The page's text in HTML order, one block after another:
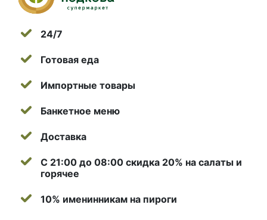
24/7
Готовая еда
Импортные товары
Банкетное меню
Доставка
С 21:00 до 08:00 скидка 20% на салаты и
горячее
10% именинникам на пироги